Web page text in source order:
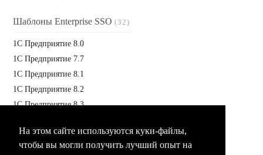
На этом сайте используются куки-файлы,
чтобы вы могли получить лучший опыт на
Шаблоны Enterprise SSO (32)
1C Предприятие 8.0
1С Предприятие 7.7
1С Предприятие 8.1
1С Предприятие 8.2
1С Предприятие 8.3